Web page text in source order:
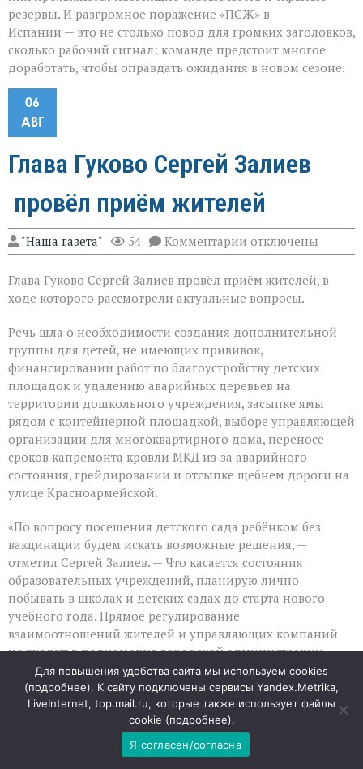
резервы. И разгромное поражение «ПСЖ» в
Испании — это не столько повод для громких заголовков,
сколько рабочий сигнал: команде предстоит многое
доработать, чтобы оправдать ожидания в новом сезоне.
06
АВГ
Глава Гуково Сергей Залиев
провёл приём жителей
"Наша газета" 54 Комментарии к
записи
Гуково
Сергей
Залиев
приём
жителей
отключены
Глава Гуково Сергей Залиев провёл приём жителей, в
ходе которого рассмотрели актуальные вопросы.
Речь шла о необходимости создания дополнительной
группы для детей, не имеющих прививок,
финансировании работ по благоустройству детских
площадок и удалению аварийных деревьев на
территории дошкольного учреждения, засыпке ямы
рядом с контейнерной площадкой, выборе управляющей
организации для многоквартирного дома, переносе
сроков капремонта кровли МКД из‑за аварийного
состояния, грейдировании и отсыпке щебнем дороги на
улице Красноармейской.
«По вопросу посещения детского сада ребёнком без
вакцинации будем искать возможные решения, —
отметил Сергей Залиев. — Что касается состояния
образовательных учреждений, планирую лично
побывать в школах и детских садах до старта нового
учебного года. Прямое регулирование
взаимоотношений жителей и управляющих компаний
не входит в полномочия городской администрации,
однако мы проведём встречу с руководителями всех
управляющих компаний, чтобы проработать ситуацию с
домом на улице Милицейская. Проблема грейдирования
и отсыпки дорог — одна из самых острых в Гуково:
протяжённость неасфальтированных участков достигает
ста километров. Я поручил руководителю
Для повышения удобства сайта мы используем cookies
(подробнее). К сайту подключены сервисы Yandex.Metrika,
LiveInternet, top.mail.ru, которые также использует файлы
cookie (подробнее).
Я согласен/согласна